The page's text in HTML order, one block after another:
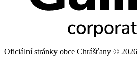
Oficiální stránky obce Chrášťany © 2026